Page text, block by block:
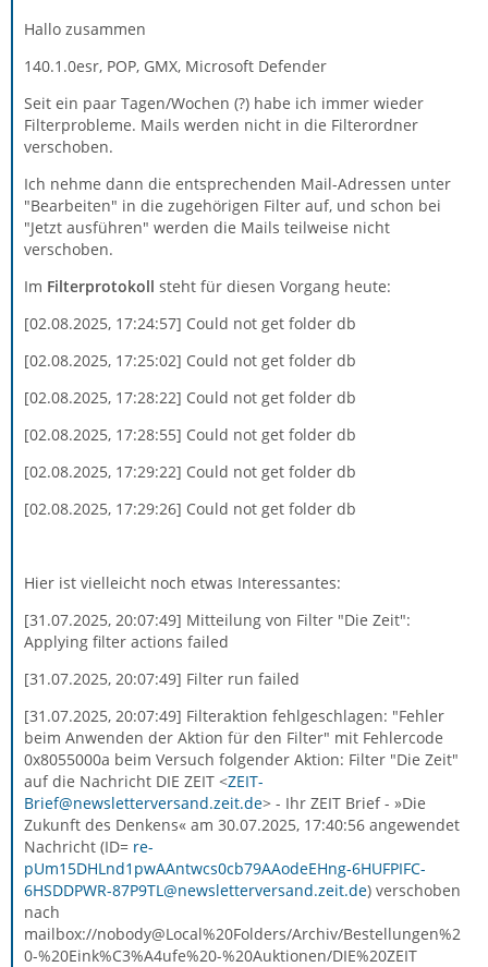
Hallo zusammen
140.1.0esr, POP, GMX, Microsoft Defender
Seit ein paar Tagen/Wochen (?) habe ich immer wieder
Filterprobleme. Mails werden nicht in die Filterordner
verschoben.
Ich nehme dann die entsprechenden Mail-Adressen unter
"Bearbeiten" in die zugehörigen Filter auf, und schon bei
"Jetzt ausführen" werden die Mails teilweise nicht
verschoben.
Im Filterprotokoll steht für diesen Vorgang heute:
[02.08.2025, 17:24:57] Could not get folder db
[02.08.2025, 17:25:02] Could not get folder db
[02.08.2025, 17:28:22] Could not get folder db
[02.08.2025, 17:28:55] Could not get folder db
[02.08.2025, 17:29:22] Could not get folder db
[02.08.2025, 17:29:26] Could not get folder db
Hier ist vielleicht noch etwas Interessantes:
[31.07.2025, 20:07:49] Mitteilung von Filter "Die Zeit":
Applying filter actions failed
[31.07.2025, 20:07:49] Filter run failed
[31.07.2025, 20:07:49] Filteraktion fehlgeschlagen: "Fehler
beim Anwenden der Aktion für den Filter" mit Fehlercode
0x8055000a beim Versuch folgender Aktion: Filter "Die Zeit"
auf die Nachricht DIE ZEIT <ZEIT-
Brief@newsletterversand.zeit.de> - Ihr ZEIT Brief - »Die
Zukunft des Denkens« am 30.07.2025, 17:40:56 angewendet
Nachricht (ID= re-
pUm15DHLnd1pwAAntwcs0cb79AAodeEHng-6HUFPIFC-
6HSDDPWR-87P9TL@newsletterversand.zeit.de) verschoben
nach
mailbox://nobody@Local%20Folders/Archiv/Bestellungen%2
0-%20Eink%C3%A4ufe%20-%20Auktionen/DIE%20ZEIT